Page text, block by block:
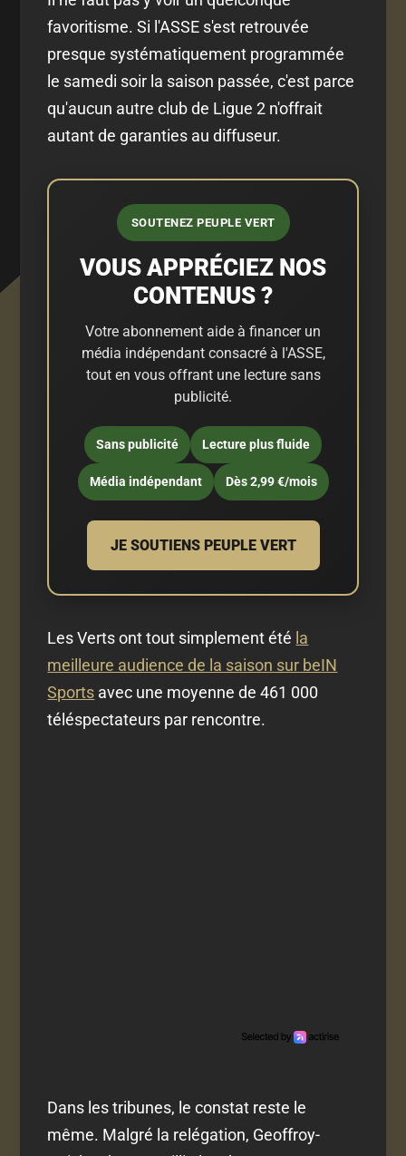
favoritisme. Si l'ASSE s'est retrouvée
presque systématiquement programmée
le samedi soir la saison passée, c'est parce
qu'aucun autre club de Ligue 2 n'offrait
autant de garanties au diffuseur.
SOUTENEZ PEUPLE VERT
VOUS APPRÉCIEZ NOS
CONTENUS ?
Votre abonnement aide à financer un
média indépendant consacré à l'ASSE,
tout en vous offrant une lecture sans
publicité.
Sans publicité Lecture plus fluide
Média indépendant Dès 2,99 €/mois
JE SOUTIENS PEUPLE VERT
Les Verts ont tout simplement été la
meilleure audience de la saison sur beIN
Sports avec une moyenne de 461 000
téléspectateurs par rencontre.
Dans les tribunes, le constat reste le
même. Malgré la relégation, Geoffroy-